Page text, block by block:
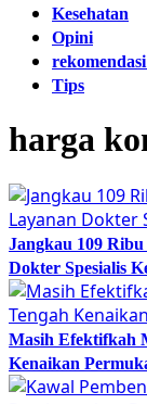
Kesehatan
Opini
Tips
harga
Jangkau 109
Dokter Spesialis
Masih Efektifkah
Kenaikan